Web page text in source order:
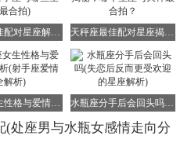
容的外在姿态，又能坚守内心
最完美的平衡往往诞生于勇敢
狮子座最佳配对星座解析(女狮子座与哪些星座最合拍) 天秤座最佳配对星座揭秘，哪个星座与天秤最合拍？
射手座女生性格与爱情深度剖析(射手座爱情全解析) 水瓶座分手后会回头吗(失恋后反而更受欢迎的星座解析)